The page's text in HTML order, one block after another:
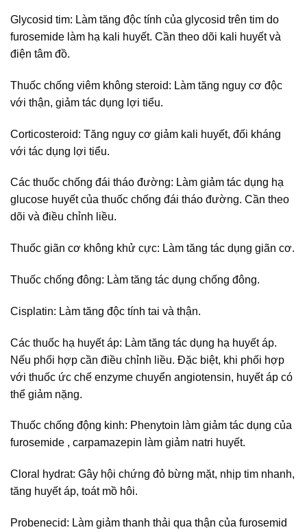
Glycosid tim: Làm tăng độc tính của glycosid trên tim do
furosemide làm hạ kali huyết. Cần theo dõi kali huyết và
điện tâm đồ.
Thuốc chống viêm không steroid: Làm tăng nguy cơ độc
với thận, giảm tác dụng lợi tiểu.
Corticosteroid: Tăng nguy cơ giảm kali huyết, đối kháng
với tác dụng lợi tiểu.
Các thuốc chống đái tháo đường: Làm giảm tác dụng hạ
glucose huyết của thuốc chống đái tháo đường. Cần theo
dõi và điều chỉnh liều.
Thuốc giãn cơ không khử cực: Làm tăng tác dụng giãn cơ.
Thuốc chống đông: Làm tăng tác dụng chống đông.
Cisplatin: Làm tăng độc tính tai và thận.
Các thuốc hạ huyết áp: Làm tăng tác dụng hạ huyết áp.
Nếu phối hợp cần điều chỉnh liều. Đặc biệt, khi phối hợp
với thuốc ức chế enzyme chuyển angiotensin, huyết áp có
thể giảm nặng.
Thuốc chống động kinh: Phenytoin làm giảm tác dụng của
furosemide , carpamazepin làm giảm natri huyết.
Cloral hydrat: Gây hội chứng đỏ bừng mặt, nhịp tim nhanh,
tăng huyết áp, toát mồ hôi.
Probenecid: Làm giảm thanh thải qua thận của furosemid